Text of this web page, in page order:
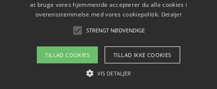
Hold et møde med en WordPress ekspert og vælg den
mest professionelle til at vedligeholde din løsning
Copyright 2026 - Pilanto Aps
Om / kontakt
at bruge vores hjemmeside accepterer du alle cookies i
overensstemmelse med vores cookiepolitik. Detaljer
STRENGT NØDVENDIGE
TILLAD COOKIES TILLAD IKKE COOKIES
VIS DETALJER